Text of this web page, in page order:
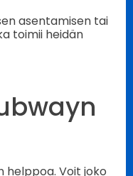
asentamisen tai
toimii heidän
helppoa. Voit joko